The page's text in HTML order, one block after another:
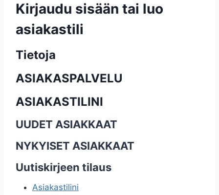
Kirjaudu sisään tai luo
asiakastili
Tietoja
ASIAKASPALVELU
ASIAKASTILINI
UUDET ASIAKKAAT
NYKYISET ASIAKKAAT
Uutiskirjeen tilaus
Asiakastilini